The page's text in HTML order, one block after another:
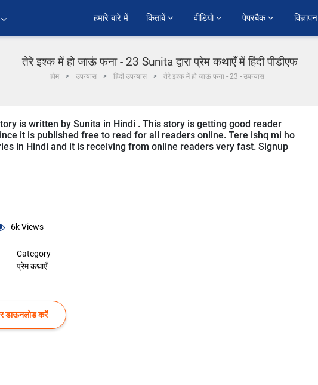
हमारे बारे में किताबें वीडियो पेपरबैक विज्ञापन
तेरे इश्क में हो जाऊं फना - 23 Sunita द्वारा प्रेम कथाएँ में हिंदी पीडीएफ
होम उपन्यास हिंदी उपन्यास तेरे इश्क में हो जाऊं फना - 23 - उपन्यास
is written by Sunita in Hindi . This story is getting good reader
it is published free to read for all readers online. Tere ishq mi ho
in Hindi and it is receiving from online readers very fast. Signup
6kViews
Category
प्रेम कथाएँ
डाऊनलोड करें